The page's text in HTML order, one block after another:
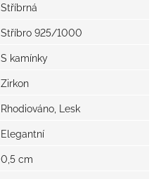
Stříbrná
Stříbro 925/1000
S kamínky
Zirkon
Rhodiováno, Lesk
Elegantní
0,5 cm